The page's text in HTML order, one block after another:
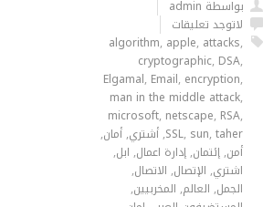
بواسطة admin
لاتوجد تعليقات
algorithm, apple, attacks,
cryptographic, DSA,
Elgamal, Email, encryption,
man in the middle attack,
microsoft, netscape, RSA,
SSL, sun, taher
,أشتري,أمان,
أمن,إئتمان,إدارة اعمال, ابل,
اشتري, الإتصال, الاتصال,
الجمل, العالم, المخربيين,